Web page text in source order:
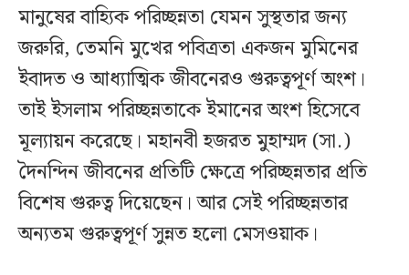
মানুষের বাহ্যিক পরিচ্ছন্নতা যেমন সুস্থতার জন্য
জরুরি, তেমনি মুখের পবিত্রতা একজন মুমিনের
ইবাদত ও আধ্যাত্মিক জীবনেরও গুরুত্বপূর্ণ অংশ।
তাই ইসলাম পরিচ্ছন্নতাকে ইমানের অংশ হিসেবে
মূল্যায়ন করেছে। মহানবী হজরত মুহাম্মদ (সা.)
দৈনন্দিন জীবনের প্রতিটি ক্ষেত্রে পরিচ্ছন্নতার প্রতি
বিশেষ গুরুত্ব দিয়েছেন। আর সেই পরিচ্ছন্নতার
অন্যতম গুরুত্বপূর্ণ সুন্নত হলো মেসওয়াক।